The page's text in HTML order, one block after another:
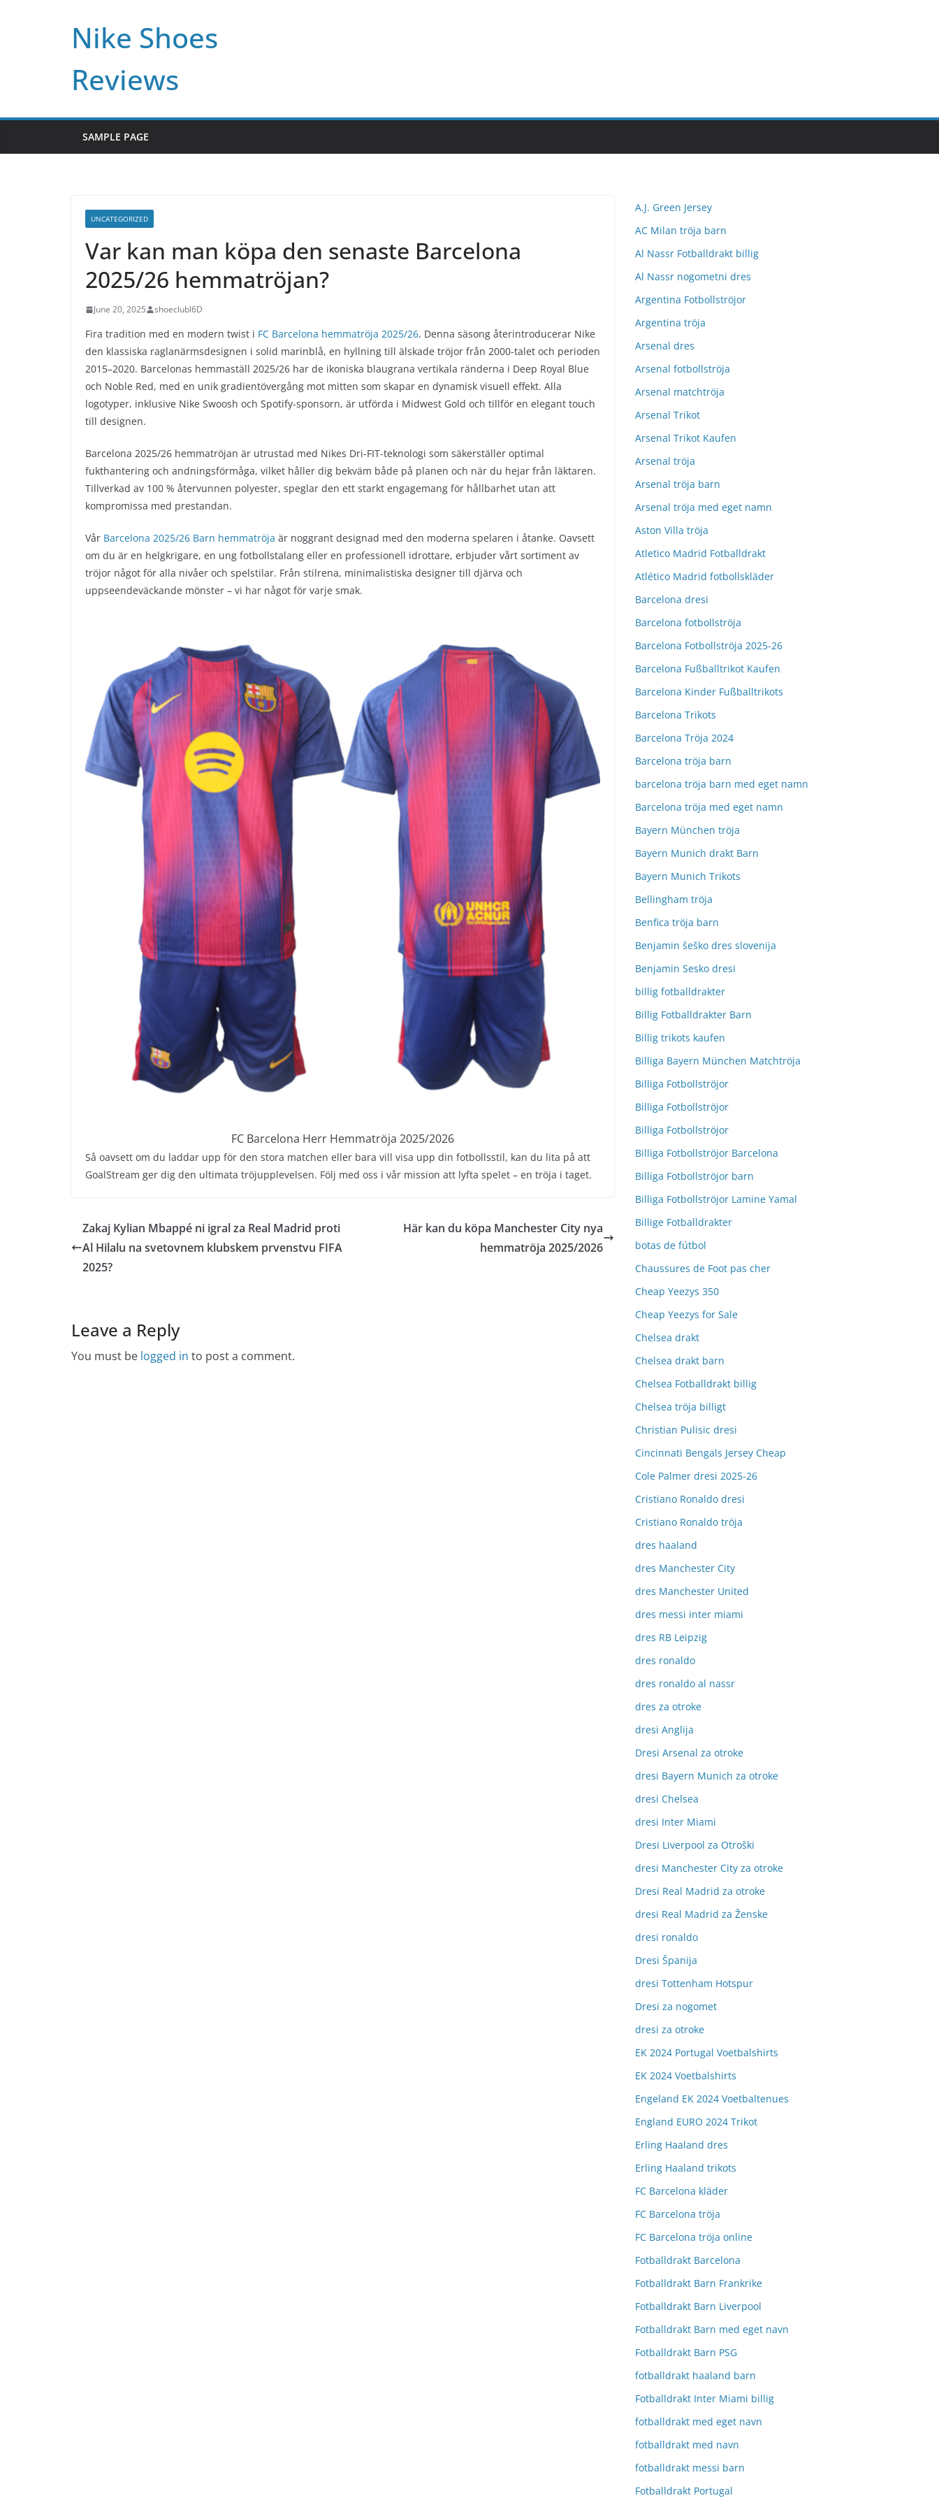
Nike Shoes
Reviews
SAMPLE PAGE
UNCATEGORIZED
Var kan man köpa den senaste Barcelona
2025/26 hemmatröjan?
June 20, 2025 shoeclubl6D
Fira tradition med en modern twist i FC Barcelona hemmatröja 2025/26. Denna säsong återintroducerar Nike
den klassiska raglanärmsdesignen i solid marinblå, en hyllning till älskade tröjor från 2000-talet och perioden
2015–2020. Barcelonas hemmaställ 2025/26 har de ikoniska blaugrana vertikala ränderna i Deep Royal Blue
och Noble Red, med en unik gradientövergång mot mitten som skapar en dynamisk visuell effekt. Alla
logotyper, inklusive Nike Swoosh och Spotify-sponsorn, är utförda i Midwest Gold och tillför en elegant touch
till designen.
Barcelona 2025/26 hemmatröjan är utrustad med Nikes Dri-FIT-teknologi som säkerställer optimal
fukthantering och andningsförmåga, vilket håller dig bekväm både på planen och när du hejar från läktaren.
Tillverkad av 100 % återvunnen polyester, speglar den ett starkt engagemang för hållbarhet utan att
kompromissa med prestandan.
Vår Barcelona 2025/26 Barn hemmatröja är noggrant designad med den moderna spelaren i åtanke. Oavsett
om du är en helgkrigare, en ung fotbollstalang eller en professionell idrottare, erbjuder vårt sortiment av
tröjor något för alla nivåer och spelstilar. Från stilrena, minimalistiska designer till djärva och
uppseendeväckande mönster – vi har något för varje smak.
FC Barcelona Herr Hemmatröja 2025/2026
Så oavsett om du laddar upp för den stora matchen eller bara vill visa upp din fotbollsstil, kan du lita på att
GoalStream ger dig den ultimata tröjupplevelsen. Följ med oss i vår mission att lyfta spelet – en tröja i taget.
Zakaj Kylian Mbappé ni igral za Real Madrid proti
Al Hilalu na svetovnem klubskem prvenstvu FIFA
2025?
Här kan du köpa Manchester City nya
hemmatröja 2025/2026
Leave a Reply
You must be logged in to post a comment.
A.J. Green Jersey
AC Milan tröja barn
Al Nassr Fotballdrakt billig
Al Nassr nogometni dres
Argentina Fotbollströjor
Argentina tröja
Arsenal dres
Arsenal fotbollströja
Arsenal matchtröja
Arsenal Trikot
Arsenal Trikot Kaufen
Arsenal tröja
Arsenal tröja barn
Arsenal tröja med eget namn
Aston Villa tröja
Atletico Madrid Fotballdrakt
Atlético Madrid fotbollskläder
Barcelona dresi
Barcelona fotbollströja
Barcelona Fotbollströja 2025-26
Barcelona Fußballtrikot Kaufen
Barcelona Kinder Fußballtrikots
Barcelona Trikots
Barcelona Tröja 2024
Barcelona tröja barn
barcelona tröja barn med eget namn
Barcelona tröja med eget namn
Bayern München tröja
Bayern Munich drakt Barn
Bayern Munich Trikots
Bellingham tröja
Benfica tröja barn
Benjamin šeško dres slovenija
Benjamin Sesko dresi
billig fotballdrakter
Billig Fotballdrakter Barn
Billig trikots kaufen
Billiga Bayern München Matchtröja
Billiga Fotbollströjor
Billiga Fotbollströjor
Billiga Fotbollströjor
Billiga Fotbollströjor Barcelona
Billiga Fotbollströjor barn
Billiga Fotbollströjor Lamine Yamal
Billige Fotballdrakter
botas de fútbol
Chaussures de Foot pas cher
Cheap Yeezys 350
Cheap Yeezys for Sale
Chelsea drakt
Chelsea drakt barn
Chelsea Fotballdrakt billig
Chelsea tröja billigt
Christian Pulisic dresi
Cincinnati Bengals Jersey Cheap
Cole Palmer dresi 2025-26
Cristiano Ronaldo dresi
Cristiano Ronaldo tröja
dres haaland
dres Manchester City
dres Manchester United
dres messi inter miami
dres RB Leipzig
dres ronaldo
dres ronaldo al nassr
dres za otroke
dresi Anglija
Dresi Arsenal za otroke
dresi Bayern Munich za otroke
dresi Chelsea
dresi Inter Miami
Dresi Liverpool za Otroški
dresi Manchester City za otroke
Dresi Real Madrid za otroke
dresi Real Madrid za Ženske
dresi ronaldo
Dresi Španija
dresi Tottenham Hotspur
Dresi za nogomet
dresi za otroke
EK 2024 Portugal Voetbalshirts
EK 2024 Voetbalshirts
Engeland EK 2024 Voetbaltenues
England EURO 2024 Trikot
Erling Haaland dres
Erling Haaland trikots
FC Barcelona kläder
FC Barcelona tröja
FC Barcelona tröja online
Fotballdrakt Barcelona
Fotballdrakt Barn Frankrike
Fotballdrakt Barn Liverpool
Fotballdrakt Barn med eget navn
Fotballdrakt Barn PSG
fotballdrakt haaland barn
Fotballdrakt Inter Miami billig
fotballdrakt med eget navn
fotballdrakt med navn
fotballdrakt messi barn
Fotballdrakt Portugal